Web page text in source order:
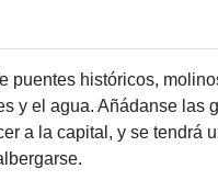
históricos,
y el agua. Añádanse las
a la capital, y se tendrá